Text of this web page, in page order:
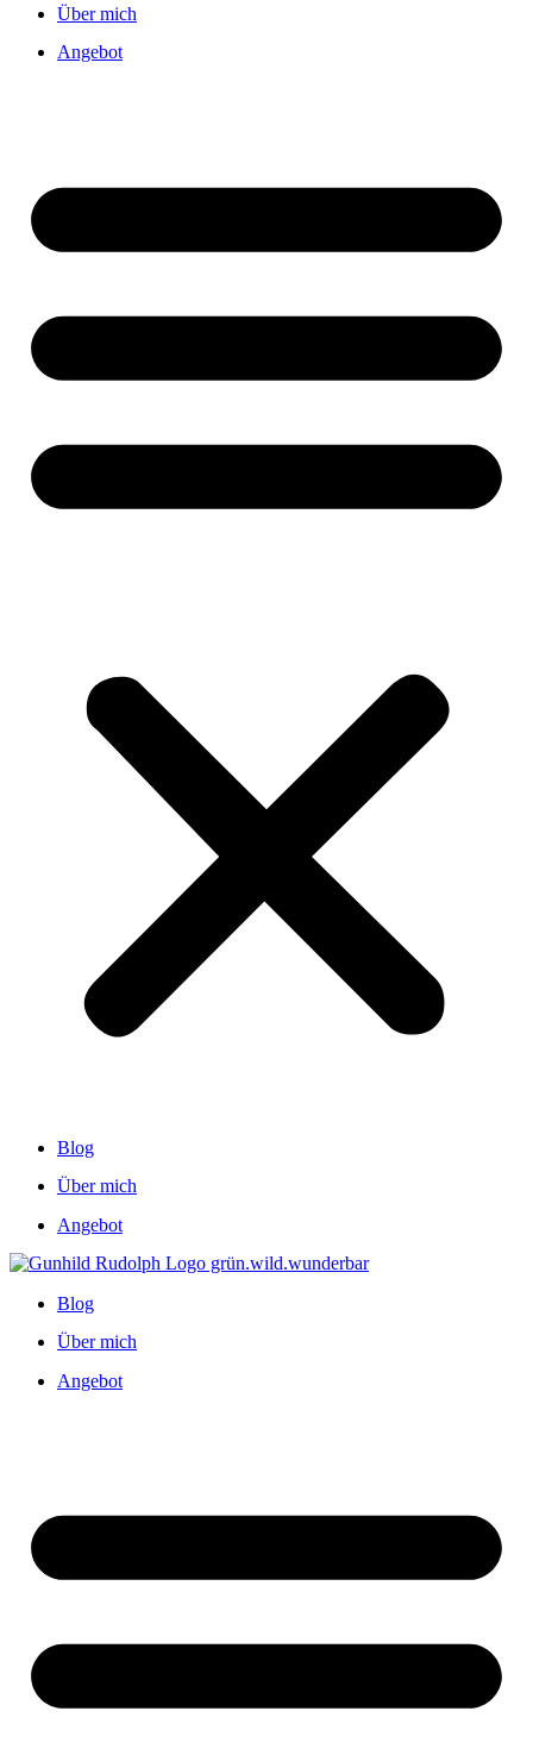
Über mich
Angebot
Blog
Über mich
Angebot
Blog
Über mich
Angebot